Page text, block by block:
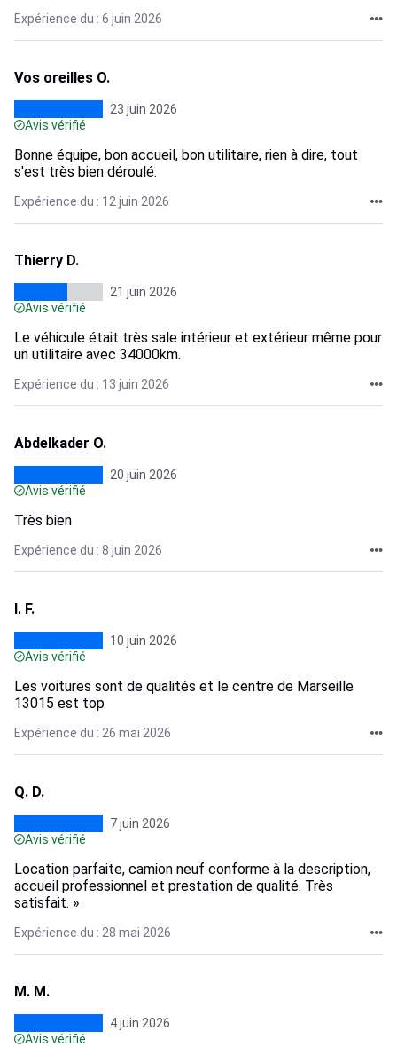
Expérience du : 6 juin 2026
Vos oreilles O.
23 juin 2026
Avis vérifié
Bonne équipe, bon accueil, bon utilitaire, rien à dire, tout
s'est très bien déroulé.
Expérience du : 12 juin 2026
Thierry D.
21 juin 2026
Avis vérifié
Le véhicule était très sale intérieur et extérieur même pour
un utilitaire avec 34000km.
Expérience du : 13 juin 2026
Abdelkader O.
20 juin 2026
Avis vérifié
Très bien
Expérience du : 8 juin 2026
I. F.
10 juin 2026
Avis vérifié
Les voitures sont de qualités et le centre de Marseille
13015 est top
Expérience du : 26 mai 2026
Q. D.
7 juin 2026
Avis vérifié
Location parfaite, camion neuf conforme à la description,
accueil professionnel et prestation de qualité. Très
satisfait. »
Expérience du : 28 mai 2026
M. M.
4 juin 2026
Avis vérifié